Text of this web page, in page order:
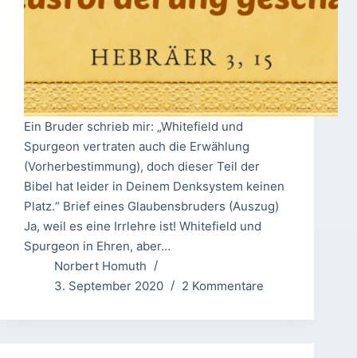
Ein Bruder schrieb mir: „Whitefield und
Spurgeon vertraten auch die Erwählung
(Vorherbestimmung), doch dieser Teil der
Bibel hat leider in Deinem Denksystem keinen
Platz.“ Brief eines Glaubensbruders (Auszug)
Ja, weil es eine Irrlehre ist! Whitefield und
Spurgeon in Ehren, aber…
Norbert Homuth
3. September 2020
2 Kommentare